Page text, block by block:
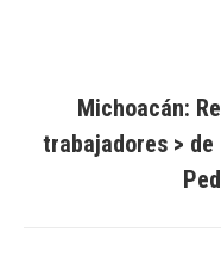
Michoacán:
trabajadores > de